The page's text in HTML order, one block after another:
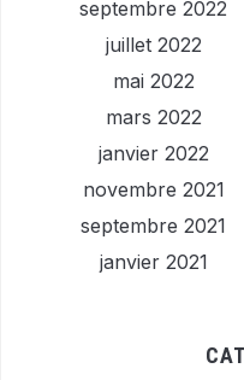
septembre 2022
juillet 2022
mai 2022
mars 2022
janvier 2022
novembre 2021
septembre 2021
janvier 2021